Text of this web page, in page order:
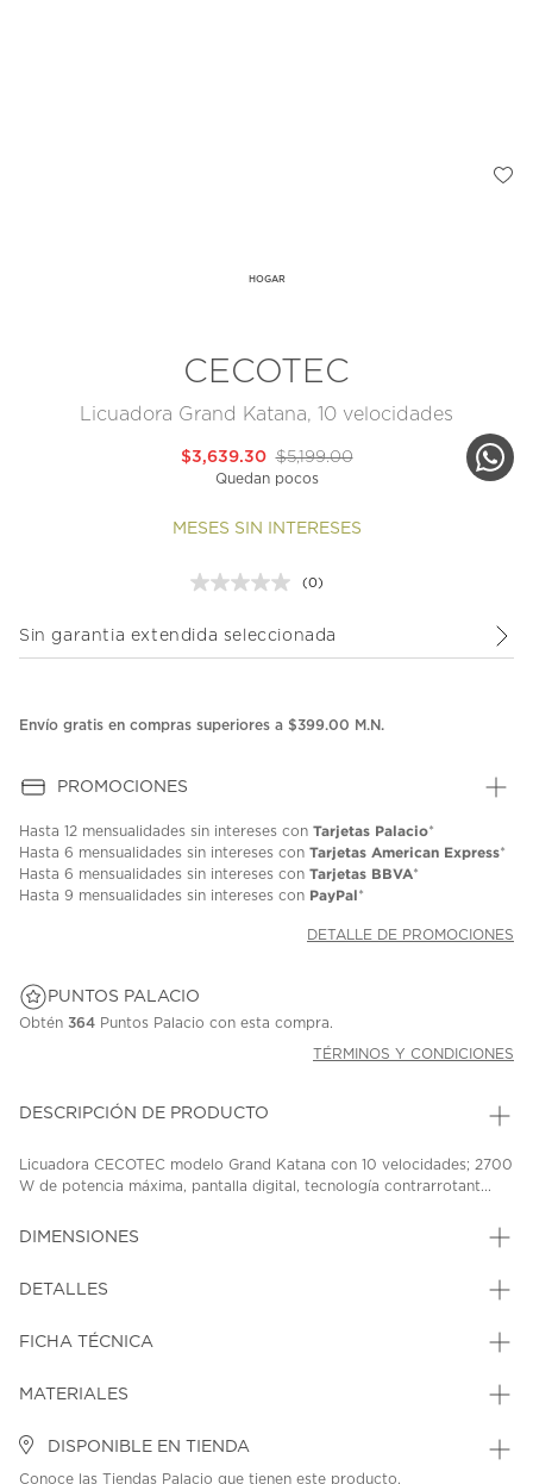
HOGAR
CECOTEC
Licuadora Grand Katana, 10 velocidades
$5,199.00
$3,639.30
Quedan pocos
MESES SIN INTERESES
Sin
Enlace
(0)
Sin garantia extendida seleccionada
Envío gratis en compras superiores a $399.00 M.N.
PROMOCIONES
Hasta 12 mensualidades sin intereses con Tarjetas Palacio*
Hasta 6 mensualidades sin intereses con Tarjetas American Express*
Hasta 6 mensualidades sin intereses con Tarjetas BBVA*
Hasta 9 mensualidades sin intereses con PayPal*
DETALLE DE PROMOCIONES
PUNTOS PALACIO
Obtén 364 Puntos Palacio con esta compra.
TÉRMINOS Y CONDICIONES
DESCRIPCIÓN DE PRODUCTO
Licuadora CECOTEC modelo Grand Katana con 10 velocidades; 2700
W de potencia máxima, pantalla digital, tecnología contrarrotant...
DIMENSIONES
DETALLES
FICHA TÉCNICA
MATERIALES
DISPONIBLE EN TIENDA
Conoce las Tiendas Palacio que tienen este producto.